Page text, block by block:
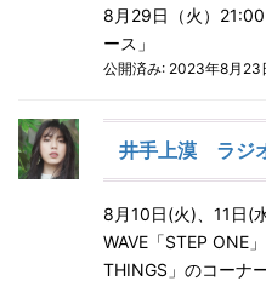
8月29日（火）
ース」
公開済み: 2023年8月23
井手上漠 ラジ
8月10日(火)、11日
WAVE「STEP ONE
THINGS」のコーナ